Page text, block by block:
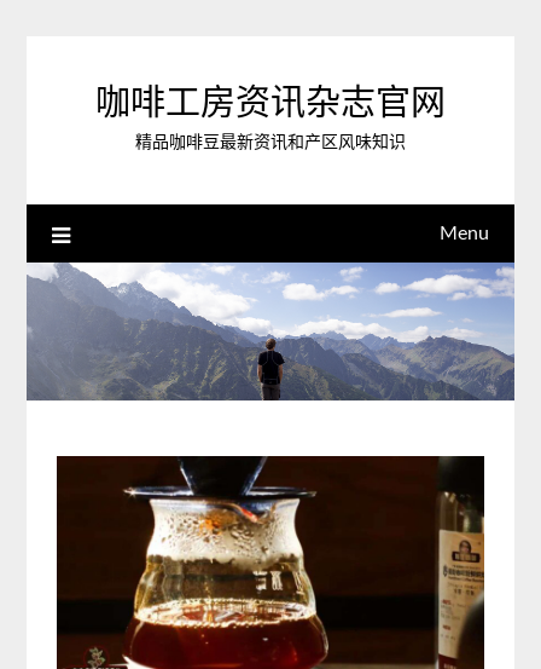
咖啡工房资讯杂志官网
精品咖啡豆最新资讯和产区风味知识
Menu